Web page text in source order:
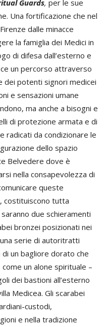
Guards, per le sue
Una fortificazione che nel
dalle minacce
la famiglia dei Medici in
di difesa dall’esterno e
un percorso attraverso
dei potenti signori medicei
e sensazioni umane
ma anche a bisogni e
di protezione armata e di
radicati da condizionare le
dello spazio
Belvedere dove è
nella consapevolezza di
queste
costituiscono tutta
due schieramenti
bronzei posizionati nei
serie di autoritratti
un bagliore dorato che
un alone spirituale –
dei bastioni all’esterno
Medicea. Gli scarabei
custodi,
e nella tradizione